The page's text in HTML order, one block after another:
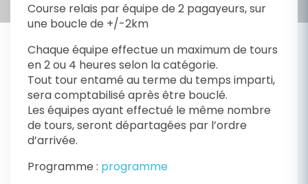
Course relais par équipe de 2 pagayeurs, sur
une boucle de +/-2km
Chaque équipe effectue un maximum de tours
en 2 ou 4 heures selon la catégorie.
Tout tour entamé au terme du temps imparti,
sera comptabilisé après être bouclé.
Les équipes ayant effectué le même nombre
de tours, seront départagées par l’ordre
d’arrivée.
Programme : programme